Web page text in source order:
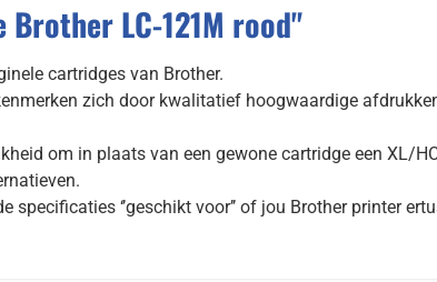
LC-121M rood"
cartridges van Brother.
zich door kwalitatief hoogwaardige
om in plaats van een gewone cartridge een XL/
‘’geschikt voor’’ of jou Brother printer